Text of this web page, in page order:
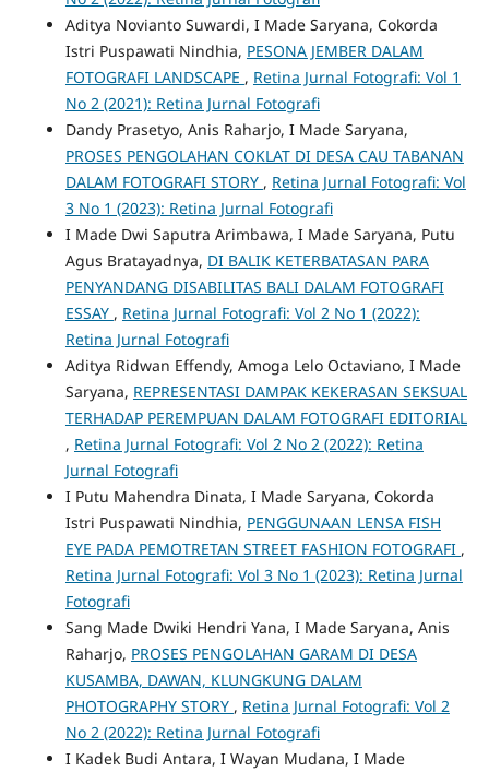
Aditya Novianto Suwardi, I Made Saryana, Cokorda
Istri Puspawati Nindhia, PESONA JEMBER DALAM
FOTOGRAFI LANDSCAPE , Retina Jurnal Fotografi: Vol 1
No 2 (2021): Retina Jurnal Fotografi
Dandy Prasetyo, Anis Raharjo, I Made Saryana,
PROSES PENGOLAHAN COKLAT DI DESA CAU TABANAN
DALAM FOTOGRAFI STORY , Retina Jurnal Fotografi: Vol
3 No 1 (2023): Retina Jurnal Fotografi
I Made Dwi Saputra Arimbawa, I Made Saryana, Putu
Agus Bratayadnya, DI BALIK KETERBATASAN PARA
PENYANDANG DISABILITAS BALI DALAM FOTOGRAFI
ESSAY , Retina Jurnal Fotografi: Vol 2 No 1 (2022):
Retina Jurnal Fotografi
Aditya Ridwan Effendy, Amoga Lelo Octaviano, I Made
Saryana, REPRESENTASI DAMPAK KEKERASAN SEKSUAL
TERHADAP PEREMPUAN DALAM FOTOGRAFI EDITORIAL
, Retina Jurnal Fotografi: Vol 2 No 2 (2022): Retina
Jurnal Fotografi
I Putu Mahendra Dinata, I Made Saryana, Cokorda
Istri Puspawati Nindhia, PENGGUNAAN LENSA FISH
EYE PADA PEMOTRETAN STREET FASHION FOTOGRAFI ,
Retina Jurnal Fotografi: Vol 3 No 1 (2023): Retina Jurnal
Fotografi
Sang Made Dwiki Hendri Yana, I Made Saryana, Anis
Raharjo, PROSES PENGOLAHAN GARAM DI DESA
KUSAMBA, DAWAN, KLUNGKUNG DALAM
PHOTOGRAPHY STORY , Retina Jurnal Fotografi: Vol 2
No 2 (2022): Retina Jurnal Fotografi
I Kadek Budi Antara, I Wayan Mudana, I Made